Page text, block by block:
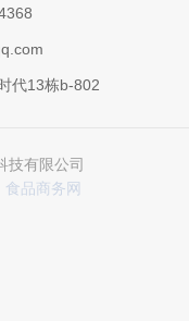
代13栋b-802
技有限公司
食品商务网